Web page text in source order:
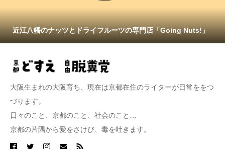
近江八幡のナッツとドライフルーツの専門店「Going Nuts!」
大阪生まれの大阪育ち、現在は京都在住のライターが日常ををつ
づります。
日々のこと、京都のこと、社会のこと…
京都の片隅から愛をさけび、毒を吐きます。